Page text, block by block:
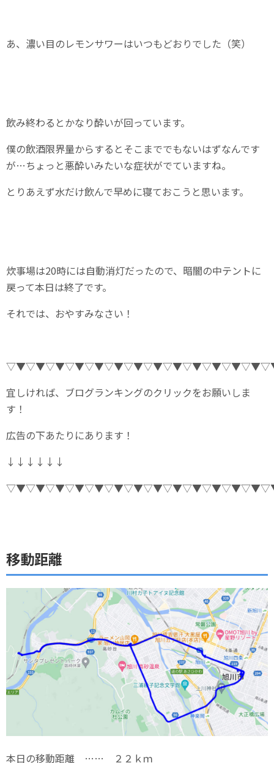
あ、濃い目のレモンサワーはいつもどおりでした（笑）
飲み終わるとかなり酔いが回っています。
僕の飲酒限界量からするとそこまででもないはずなんです
が…ちょっと悪酔いみたいな症状がでていますね。
とりあえず水だけ飲んで早めに寝ておこうと思います。
炊事場は20時には自動消灯だったので、暗闇の中テントに
戻って本日は終了です。
それでは、おやすみなさい！
宜しければ、ブログランキングのクリックをお願いしま
す！
広告の下あたりにあります！
↓↓↓↓↓↓
移動距離
本日の移動距離 …… ２２ｋｍ